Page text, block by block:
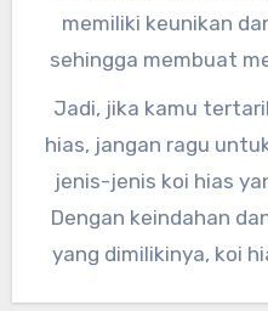
memiliki keunikan
sehingga membuat
penggemar ikan
Jadi, jika kamu
hias, jangan ragu
jenis-jenis koi hias
Dengan keindahan
yang dimilikinya, koi